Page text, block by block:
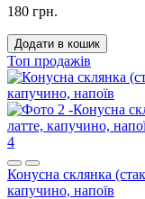
180 грн.
Додати в кошик
Топ продажів
4
Конусна склянка
капучино, напоїв